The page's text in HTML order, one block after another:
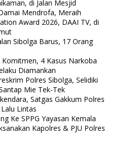
di Jalan Mesjid
Mendrofa, Meraih
Award 2026, DAAI TV, di
Sibolga Barus, 17 Orang
4 Kasus Narkoba
Diamankan
Polres Sibolga, Selidiki
Mie Tek-Tek
Satgas Gakkum Polres
Lintas
Ke SPPG Yayasan Kemala
Kapolres & PJU Polres